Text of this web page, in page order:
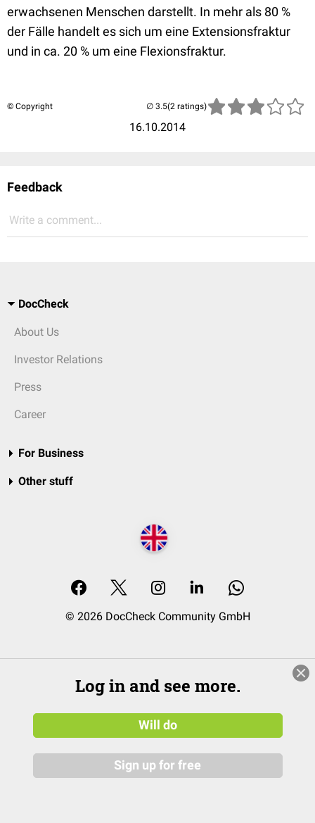
erwachsenen Menschen darstellt. In mehr als 80 %
der Fälle handelt es sich um eine Extensionsfraktur
und in ca. 20 % um eine Flexionsfraktur.
© Copyright
16.10.2014
(2 ratings)
Feedback
Write a comment...
DocCheck
About Us
Investor Relations
Press
Career
For Business
Other stuff
© 2026 DocCheck Community GmbH
Log in and see more.
Will do
Sign up for free